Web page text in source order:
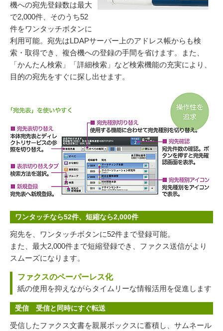
機への宛先登録数は最大
で2,000件、そのうち52
件をワンタッチボタンに
利用可能。宛先はLDAPサーバー上のアドレス帳からも検
索・取得でき、複合機への登録の手間を省けます。また、
「かんたん検索」「詳細検索」など検索機能の充実により、
目的の宛先をすぐに探し出せます。
ワンタッチなら52件、短縮なら2,000件
宛先を、ワンタッチボタンに52件まで登録可能。
また、最大2,000件まで短縮登録でき、ファクス送信がより
スムーズになります。
ファクスのペーパーレス化
紙の使用を抑えながらタイムリーな情報活用を促進します
受信 受信と同時にすぐ転送
受信したファクス文書を親展ボックスに蓄積し、サムネール